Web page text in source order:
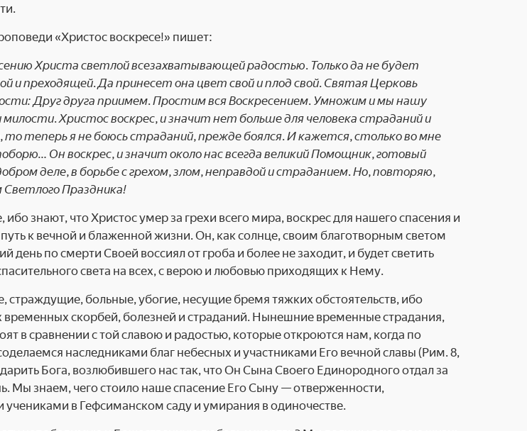
«Христос воскресе!» пишет:
Христа светлой всезахватывающей радостью. Только да не будет
и преходящей. Да принесет она цвет свой и плод свой. Святая Церковь
Друг друга приимем. Простим вся Воскресением. Умножим и мы нашу
Христос воскрес, и значит нет больше для человека страданий и
то теперь я не боюсь страданий, прежде боялся. И кажется, столько во мне
Он воскрес, и значит около нас всегда великий Помощник, готовый
деле, в борьбе с грехом, злом, неправдой и страданием. Но, повторяю,
Праздника!
знают, что Христос умер за грехи всего мира, воскрес для нашего спасения и
к вечной и блаженной жизни. Он, как солнце, своим благотворным светом
день по смерти Своей воссиял от гроба и более не заходит, и будет светить
света на всех, с верою и любовью приходящих к Нему.
страждущие, больные, убогие, несущие бремя тяжких обстоятельств, ибо
временных скорбей, болезней и страданий. Нынешние временные страдания,
в сравнении с той славою и радостью, которые откроются нам, когда по
наследниками благ небесных и участниками Его вечной славы (Рим. 8,
Бога, возлюбившего нас так, что Он Сына Своего Единородного отдал за
Мы знаем, чего стоило наше спасение Его Сыну — отверженности,
учениками в Гефсиманском саду и умирания в одиночестве.